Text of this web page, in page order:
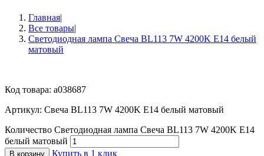
Главная|
Все товары|
Светодиодная лампа Свеча BL113 7W 4200K E14 белый
матовый
Код товара: a038687
Артикул: Свеча BL113 7W 4200K E14 белый матовый
Количество Светодиодная лампа Свеча BL113 7W 4200K E14
белый матовый
В корзину Купить в 1 клик